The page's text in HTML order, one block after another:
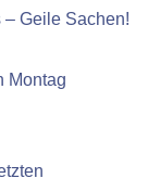
– Geile Sachen!
Montag